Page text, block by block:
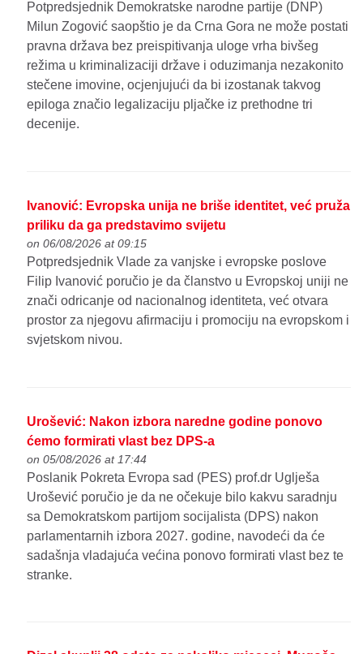
Potpredsjednik Demokratske narodne partije (DNP)
Milun Zogović saopštio je da Crna Gora ne može postati
pravna država bez preispitivanja uloge vrha bivšeg
režima u kriminalizaciji države i oduzimanja nezakonito
stečene imovine, ocjenjujući da bi izostanak takvog
epiloga značio legalizaciju pljačke iz prethodne tri
decenije.
Ivanović: Evropska unija ne briše identitet, već pruža
priliku da ga predstavimo svijetu
on 06/08/2026 at 09:15
Potpredsjednik Vlade za vanjske i evropske poslove
Filip Ivanović poručio je da članstvo u Evropskoj uniji ne
znači odricanje od nacionalnog identiteta, već otvara
prostor za njegovu afirmaciju i promociju na evropskom i
svjetskom nivou.
Urošević: Nakon izbora naredne godine ponovo
ćemo formirati vlast bez DPS-a
on 05/08/2026 at 17:44
Poslanik Pokreta Evropa sad (PES) prof.dr Uglješa
Urošević poručio je da ne očekuje bilo kakvu saradnju
sa Demokratskom partijom socijalista (DPS) nakon
parlamentarnih izbora 2027. godine, navodeći da će
sadašnja vladajuća većina ponovo formirati vlast bez te
stranke.